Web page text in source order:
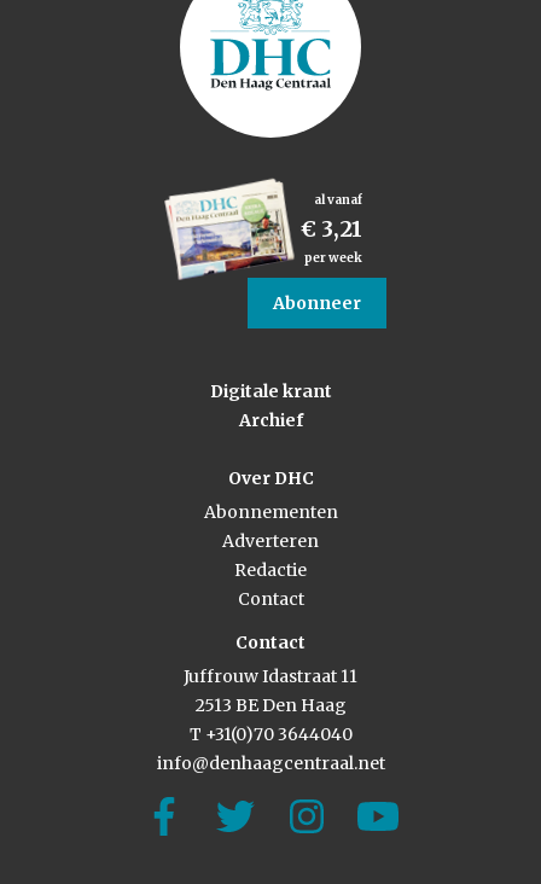
al vanaf
€ 3,21
per week
Abonneer
Digitale krant
Archief
Over DHC
Abonnementen
Adverteren
Redactie
Contact
Contact
Juffrouw Idastraat 11
2513 BE Den Haag
T +31(0)70 3644040
info@denhaagcentraal.net